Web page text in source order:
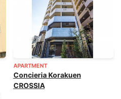
APARTMENT
Concieria Korakuen
CROSSIA